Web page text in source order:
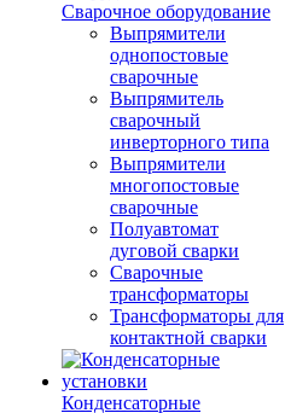
Сварочное оборудование
Выпрямители
однопостовые
сварочные
Выпрямитель
сварочный
инверторного типа
Выпрямители
многопостовые
сварочные
Полуавтомат
дуговой сварки
Сварочные
трансформаторы
Трансформаторы для
контактной сварки
Конденсаторные